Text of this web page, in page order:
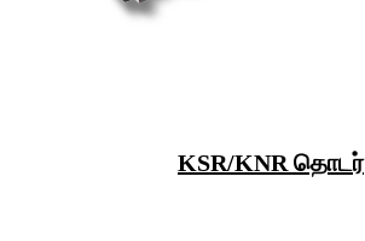
KSR/KNR தொடர்